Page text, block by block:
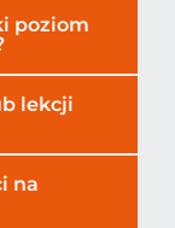
poziom
lekcji
na